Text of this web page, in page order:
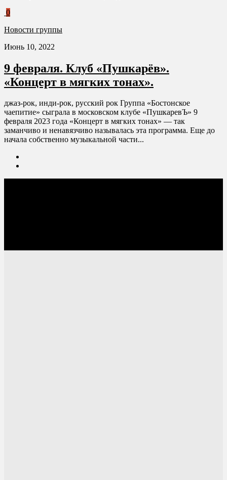
0
Новости группы
Июнь 10, 2022
9 февраля. Клуб «Пушкарёв».
«Концерт в мягких тонах».
джаз-рок, инди-рок, русский рок Группа «Бостонское
чаепитие» сыграла в московском клубе «ПушкаревЪ» 9
февраля 2023 года «Концерт в мягких тонах» — так
заманчиво и ненавязчиво называлась эта программа. Еще до
начала собственно музыкальной части...